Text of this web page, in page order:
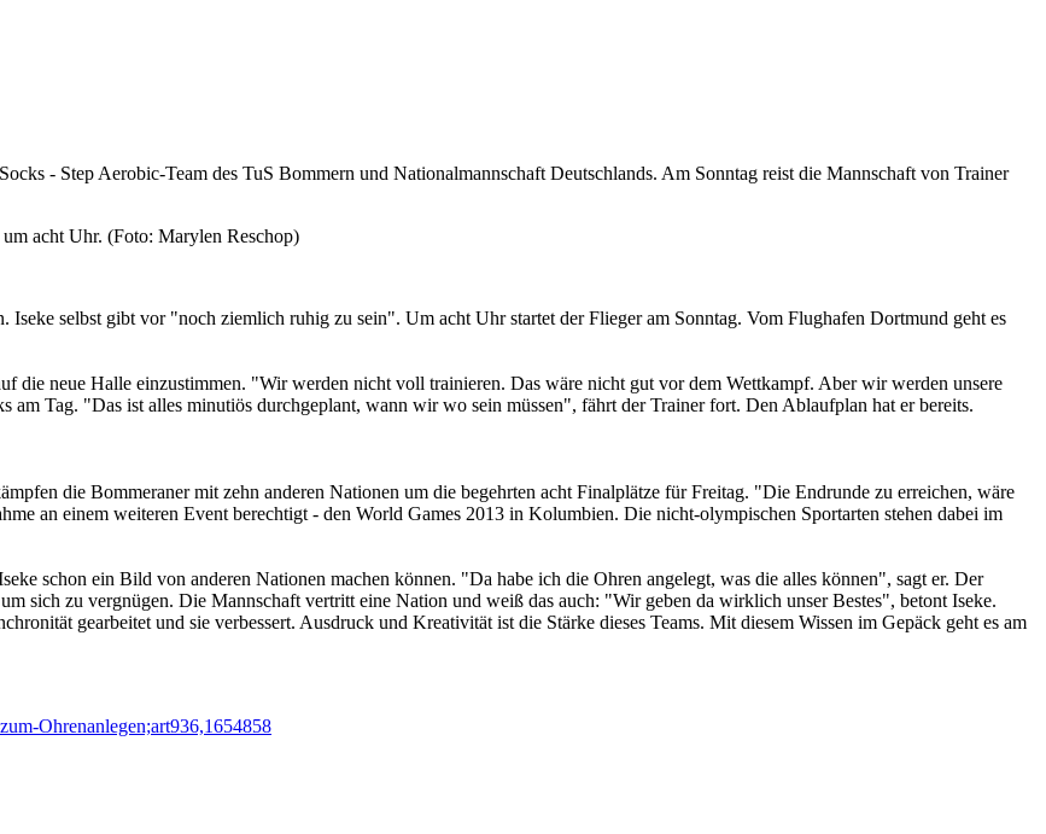
- Step Aerobic-Team des TuS Bommern und Nationalmannschaft Deutschlands. Am Sonntag reist die Mannschaft von Trainer
acht Uhr. (Foto: Marylen Reschop)
selbst gibt vor "noch ziemlich ruhig zu sein". Um acht Uhr startet der Flieger am Sonntag. Vom Flughafen Dortmund geht es
die neue Halle einzustimmen. "Wir werden nicht voll trainieren. Das wäre nicht gut vor dem Wettkampf. Aber wir werden unsere
am Tag. "Das ist alles minutiös durchgeplant, wann wir wo sein müssen", fährt der Trainer fort. Den Ablaufplan hat er bereits.
die Bommeraner mit zehn anderen Nationen um die begehrten acht Finalplätze für Freitag. "Die Endrunde zu erreichen, wäre
an einem weiteren Event berechtigt - den World Games 2013 in Kolumbien. Die nicht-olympischen Sportarten stehen dabei im
schon ein Bild von anderen Nationen machen können. "Da habe ich die Ohren angelegt, was die alles können", sagt er. Der
sich zu vergnügen. Die Mannschaft vertritt eine Nation und weiß das auch: "Wir geben da wirklich unser Bestes", betont Iseke.
gearbeitet und sie verbessert. Ausdruck und Kreativität ist die Stärke dieses Teams. Mit diesem Wissen im Gepäck geht es am
Ohrenanlegen;art936,1654858